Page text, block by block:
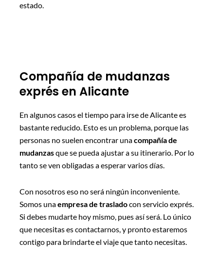
estado.
Compañía de mudanzas
exprés en Alicante
En algunos casos el tiempo para irse de Alicante es
bastante reducido. Esto es un problema, porque las
personas no suelen encontrar unacompañía de
mudanzasque se pueda ajustar a su itinerario. Por lo
tanto se ven obligadas a esperar varios días.
Con nosotros eso no será ningún inconveniente.
Somos unaempresa de trasladocon servicio exprés.
Si debes mudarte hoy mismo, pues así será. Lo único
que necesitas es contactarnos, y pronto estaremos
contigo para brindarte el viaje que tanto necesitas.